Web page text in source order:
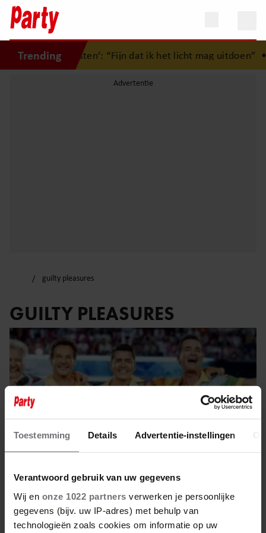
Toestemming Details Advertentie-instellingen
Verantwoord gebruik van uw gegevens
Wij en onze 1022 partners verwerken je persoonlijke
gegevens (bijv. uw IP-adres) met behulp van
technologieën zoals cookies om informatie op uw
Trending
van ‘Zomergasten’: “Fijn dat ik het licht mag uitdoen”•
guilty pleasures
GUILTY PLEASURES
30 mei 2025